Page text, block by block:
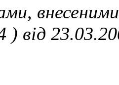
) від